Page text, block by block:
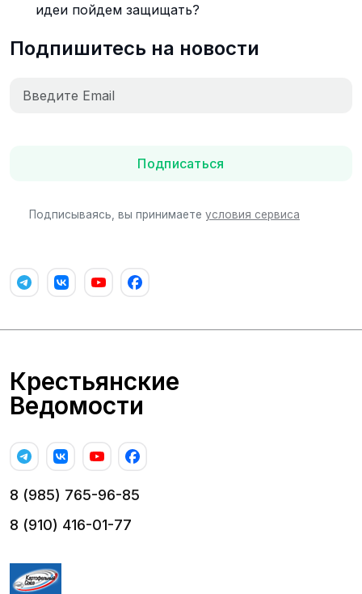
идеи пойдем защищать?
Подпишитесь на новости
Подписаться
Подписываясь, вы принимаете условия сервиса
Крестьянские
Ведомости
8 (985) 765-96-85
8 (910) 416-01-77